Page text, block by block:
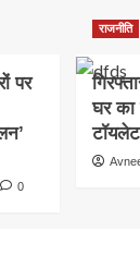
पर
0
राजनीति
घर का